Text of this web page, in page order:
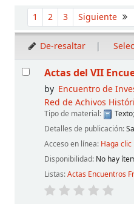
Ordenar
1 2 3 Siguiente
De-resaltar
Resultados
Actas del VII
by Encuentro de
Red de Achivos
Tipo de material: Texto
Detalles de publicación:
Acceso en línea: Haga
Disponibilidad: No hay
Listas:Actas Encuentros